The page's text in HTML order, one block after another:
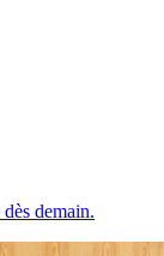
demain.